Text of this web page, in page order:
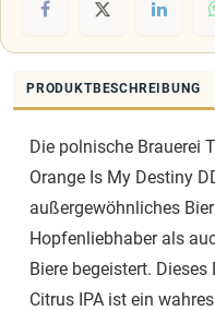
PRODUKTBESCHREIBUNG
Die polnische Brauerei
Orange Is My Destiny
außergewöhnliches
Hopfenliebhaber als
Biere begeistert.
Citrus IPA ist ein